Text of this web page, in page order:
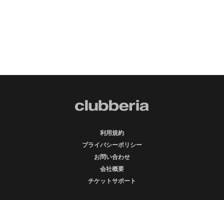
利用規約
プライバシーポリシー
お問い合わせ
会社概要
チケットサポート